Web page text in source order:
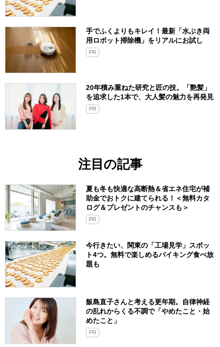
手でふくよりもキレイ！最新「水ぶき両
用ロボット掃除機」をリアルにお試し
PR
20年積み重ねた研究と匠の技。「艶髪」
を追求した1本で、大人髪の魅力を再発見
PR
注目の記事
夏も冬も快適な高断熱＆省エネ住宅が補
助金でおトクに建てられる！＜無料カタ
ログ＆プレゼントのチャンスも＞
PR
今行きたい、関東の「工場見学」スポッ
ト4つ。無料で楽しめるバイキング食べ放
題も
飯島直子さんと考える更年期。自律神経
の乱れからくる不調で「やめたこと・始
めたこと」
PR